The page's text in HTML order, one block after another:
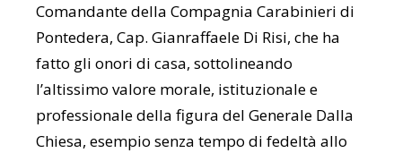
Comandante della Compagnia Carabinieri di
Pontedera, Cap. Gianraffaele Di Risi, che ha
fatto gli onori di casa, sottolineando
l’altissimo valore morale, istituzionale e
professionale della figura del Generale Dalla
Chiesa, esempio senza tempo di fedeltà allo